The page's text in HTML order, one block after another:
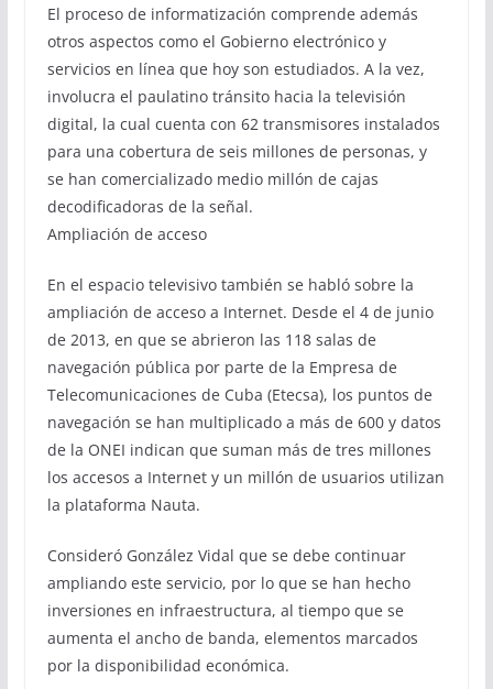
El proceso de informatización comprende además
otros aspectos como el Gobierno electrónico y
servicios en línea que hoy son estudiados. A la vez,
involucra el paulatino tránsito hacia la televisión
digital, la cual cuenta con 62 transmisores instalados
para una cobertura de seis millones de personas, y
se han comercializado medio millón de cajas
decodificadoras de la señal.
Ampliación de acceso
En el espacio televisivo también se habló sobre la
ampliación de acceso a Internet. Desde el 4 de junio
de 2013, en que se abrieron las 118 salas de
navegación pública por parte de la Empresa de
Telecomunicaciones de Cuba (Etecsa), los puntos de
navegación se han multiplicado a más de 600 y datos
de la ONEI indican que suman más de tres millones
los accesos a Internet y un millón de usuarios utilizan
la plataforma Nauta.
Consideró González Vidal que se debe continuar
ampliando este servicio, por lo que se han hecho
inversiones en infraestructura, al tiempo que se
aumenta el ancho de banda, elementos marcados
por la disponibilidad económica.